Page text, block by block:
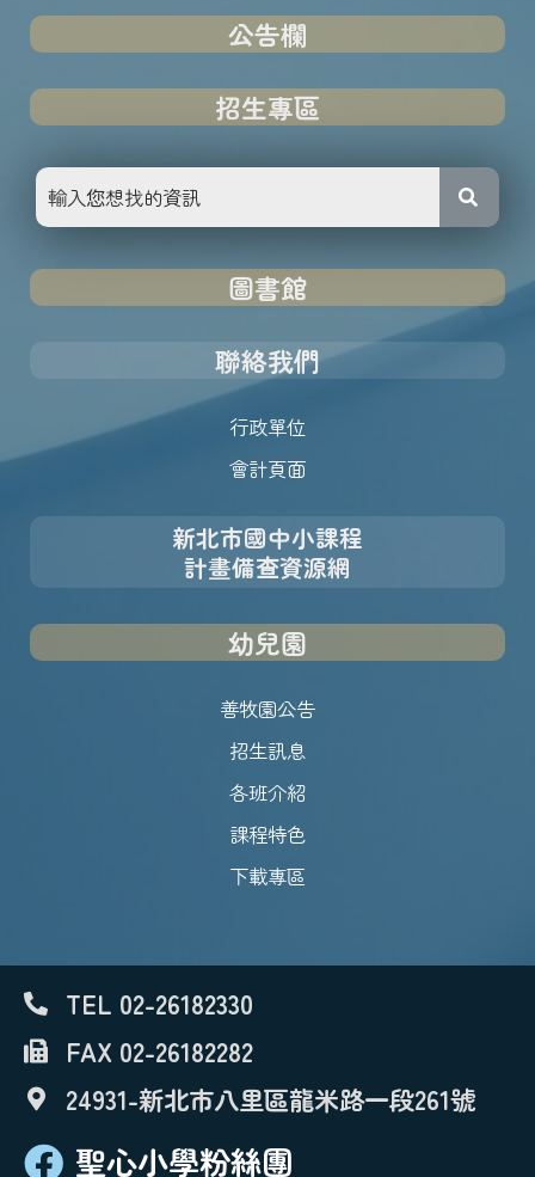
公告欄
招生專區
圖書館
聯絡我們
行政單位
會計頁面
新北市國中小課程
計畫備查資源網
幼兒園
善牧園公告
招生訊息
各班介紹
課程特色
下載專區
TEL 02-26182330
FAX 02-26182282
24931-新北市八里區龍米路一段261號
聖心小學粉絲團